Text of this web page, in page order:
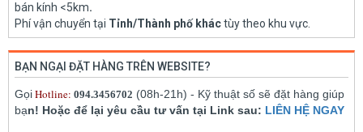
bán kính <5km.
Phí vận chuyển tại Tỉnh/Thành phố kháctùy theo khu vực.
BẠN NGẠI ĐẶT HÀNG TRÊN WEBSITE?
GọiHotline: 094.3456702 (08h-21h) - Kỹ thuật số sẽ đặt hàng giúp
bạn! Hoặc để lại yêu cầu tư vấn tại Link sau: LIÊN HỆ NGAY